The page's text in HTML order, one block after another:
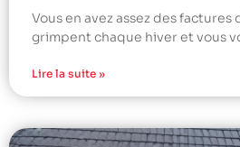
Vous en avez assez des factures
grimpent chaque hiver et vous
Lire la suite »